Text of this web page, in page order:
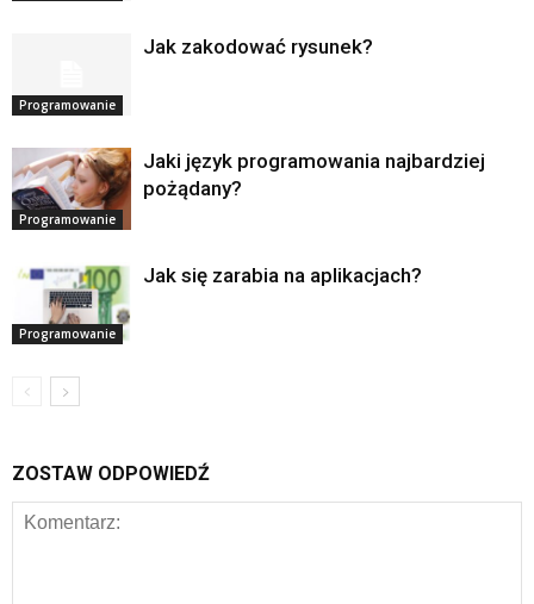
Programowanie
Jak zakodować rysunek?
Programowanie
Jaki język programowania najbardziej
pożądany?
Programowanie
Jak się zarabia na aplikacjach?
ZOSTAW ODPOWIEDŹ